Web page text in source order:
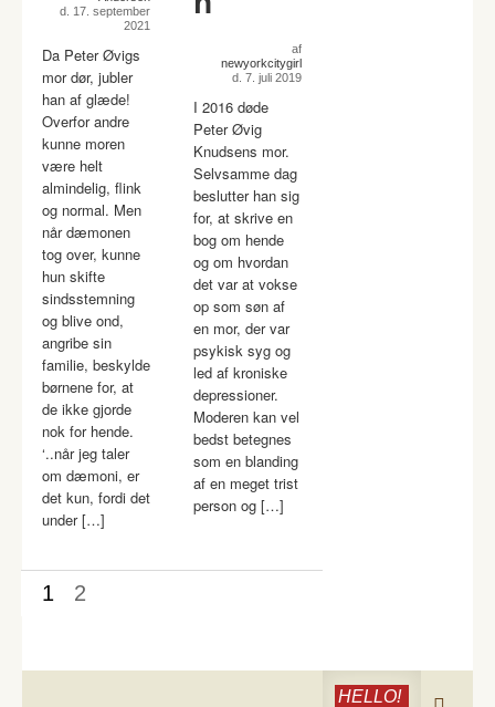
d. 17. september
2021
Da Peter Øvigs
mor dør, jubler
han af glæde!
Overfor andre
kunne moren
være helt
almindelig, flink
og normal. Men
når dæmonen
tog over, kunne
hun skifte
sindsstemning
og blive ond,
angribe sin
familie, beskylde
børnene for, at
de ikke gjorde
nok for hende.
‘..når jeg taler
om dæmoni, er
det kun, fordi det
under […]
af
newyorkcitygirl
d. 7. juli 2019
I 2016 døde
Peter Øvig
Knudsens mor.
Selvsamme dag
beslutter han sig
for, at skrive en
bog om hende
og om hvordan
det var at vokse
op som søn af
en mor, der var
psykisk syg og
led af kroniske
depressioner.
Moderen kan vel
bedst betegnes
som en blanding
af en meget trist
person og […]
1 2
HELLO!